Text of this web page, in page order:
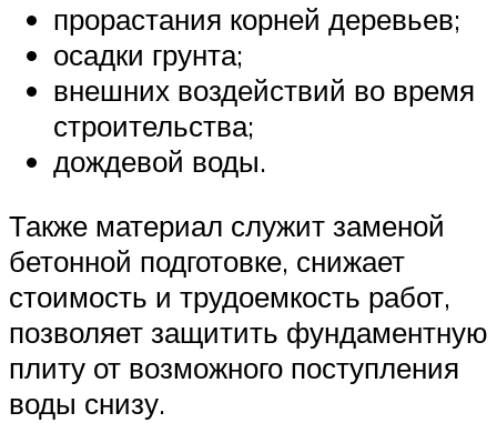
прорастания корней деревьев;
осадки грунта;
внешних воздействий во время
строительства;
дождевой воды.
Также материал служит заменой
бетонной подготовке, снижает
стоимость и трудоемкость работ,
позволяет защитить фундаментную
плиту от возможного поступления
воды снизу.